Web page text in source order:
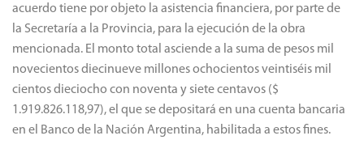
acuerdo tiene por objeto la asistencia financiera, por parte de
la Secretaría a la Provincia, para la ejecución de la obra
mencionada. El monto total asciende a la suma de pesos mil
novecientos diecinueve millones ochocientos veintiséis mil
cientos dieciocho con noventa y siete centavos ($
1.919.826.118,97), el que se depositará en una cuenta bancaria
en el Banco de la Nación Argentina, habilitada a estos fines.